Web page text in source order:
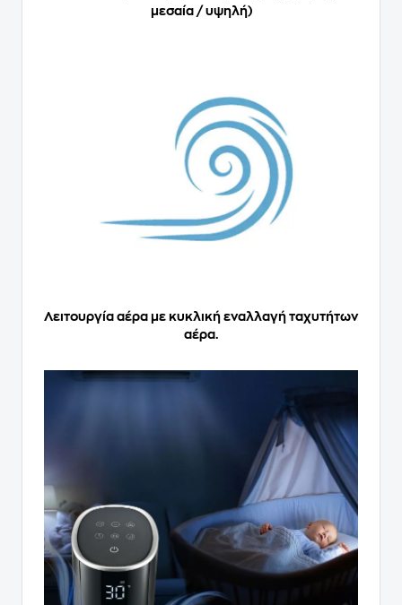
μεσαία / υψηλή)
Λειτουργία αέρα με κυκλική εναλλαγή ταχυτήτων
αέρα.